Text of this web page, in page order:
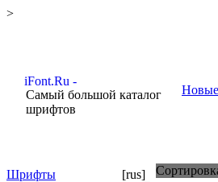
>
Самый большой каталог
шрифтов
Новые
Шрифты
[rus]